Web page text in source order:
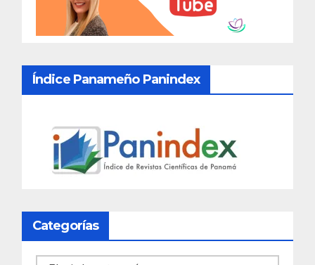
Índice Panameño Panindex
Categorías